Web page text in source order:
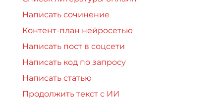
Написать сочинение
Контент-план нейросетью
Написать пост в соцсети
Написать код по запросу
Написать статью
Продолжить текст с ИИ